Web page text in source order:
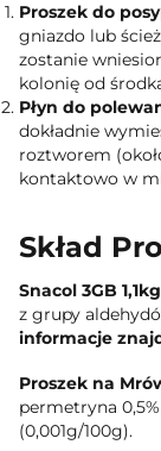
Proszek do
gniazdo lub
zostanie
kolonię od
Płyn do
dokładnie
roztworem
kontaktowo w
Skład
Snacol 3GB
z grupy
informacje
Proszek na
permetryna
(0,001g/100g).